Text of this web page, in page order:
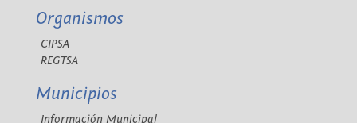
Organismos
CIPSA
REGTSA
Municipios
Información Municipal